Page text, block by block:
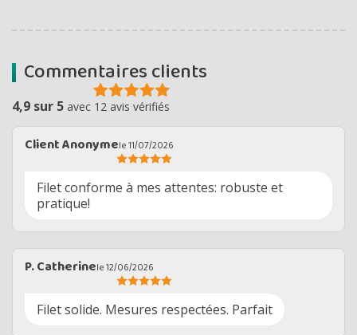
Commentaires clients
4,9 sur 5 avec 12 avis vérifiés
Client Anonymele 11/07/2026
Filet conforme à mes attentes: robuste et
pratique!
P. Catherinele 12/06/2026
Filet solide. Mesures respectées. Parfait